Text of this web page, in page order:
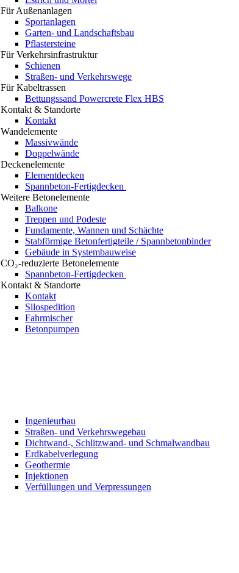
Für Außenanlagen
Sportanlagen
Garten- und Landschaftsbau
Pflastersteine
Für Verkehrsinfrastruktur
Schienen
Straßen- und Verkehrswege
Für Kabeltrassen
Bettungssand Powercrete Flex HBS
Kontakt & Standorte
Kontakt
Wandelemente
Massivwände
Doppelwände
Deckenelemente
Elementdecken
Spannbeton-Fertigdecken
Weitere Betonelemente
Balkone
Treppen und Podeste
Fundamente, Wannen und Schächte
Stabförmige Betonfertigteile / Spannbetonbinder
Gebäude in Systembauweise
CO₂-reduzierte Betonelemente
Spannbeton-Fertigdecken
Kontakt & Standorte
Kontakt
Silospedition
Fahrmischer
Betonpumpen
Ingenieurbau
Straßen- und Verkehrswegebau
Dichtwand-, Schlitzwand- und Schmalwandbau
Erdkabelverlegung
Geothermie
Injektionen
Verfüllungen und Verpressungen